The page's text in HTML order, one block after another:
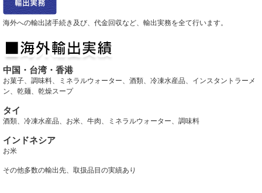
海外への輸出諸手続き及び、代金回収など、輸出実務を全て行います。
中国・台湾・香港
お菓子、調味料、ミネラルウォーター、酒類、冷凍水産品、インスタントラーメ
ン、乾麺、乾燥スープ
タイ
酒類、冷凍水産品、お米、牛肉、ミネラルウォーター、調味料
インドネシア
お米
その他多数の輸出先、取扱品目の実績あり